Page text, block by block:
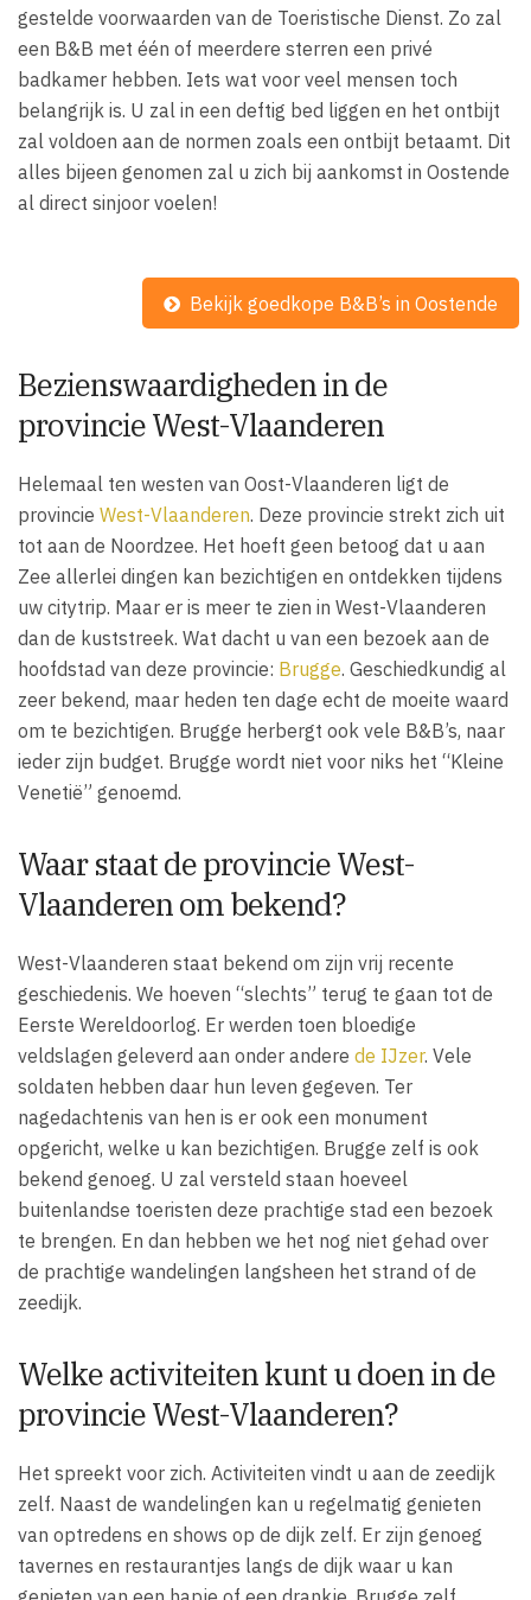
gestelde voorwaarden van de Toeristische Dienst. Zo zal
een B&B met één of meerdere sterren een privé
badkamer hebben. Iets wat voor veel mensen toch
belangrijk is. U zal in een deftig bed liggen en het ontbijt
zal voldoen aan de normen zoals een ontbijt betaamt. Dit
alles bijeen genomen zal u zich bij aankomst in Oostende
al direct sinjoor voelen!
Bekijk goedkope B&B’s in Oostende
Bezienswaardigheden in de
provincie West-Vlaanderen
Helemaal ten westen van Oost-Vlaanderen ligt de
provincie West-Vlaanderen. Deze provincie strekt zich uit
tot aan de Noordzee. Het hoeft geen betoog dat u aan
Zee allerlei dingen kan bezichtigen en ontdekken tijdens
uw citytrip. Maar er is meer te zien in West-Vlaanderen
dan de kuststreek. Wat dacht u van een bezoek aan de
hoofdstad van deze provincie: Brugge. Geschiedkundig al
zeer bekend, maar heden ten dage echt de moeite waard
om te bezichtigen. Brugge herbergt ook vele B&B’s, naar
ieder zijn budget. Brugge wordt niet voor niks het “Kleine
Venetië” genoemd.
Waar staat de provincie West-
Vlaanderen om bekend?
West-Vlaanderen staat bekend om zijn vrij recente
geschiedenis. We hoeven “slechts” terug te gaan tot de
Eerste Wereldoorlog. Er werden toen bloedige
veldslagen geleverd aan onder andere de IJzer. Vele
soldaten hebben daar hun leven gegeven. Ter
nagedachtenis van hen is er ook een monument
opgericht, welke u kan bezichtigen. Brugge zelf is ook
bekend genoeg. U zal versteld staan hoeveel
buitenlandse toeristen deze prachtige stad een bezoek
te brengen. En dan hebben we het nog niet gehad over
de prachtige wandelingen langsheen het strand of de
zeedijk.
Welke activiteiten kunt u doen in de
provincie West-Vlaanderen?
Het spreekt voor zich. Activiteiten vindt u aan de zeedijk
zelf. Naast de wandelingen kan u regelmatig genieten
van optredens en shows op de dijk zelf. Er zijn genoeg
tavernes en restaurantjes langs de dijk waar u kan